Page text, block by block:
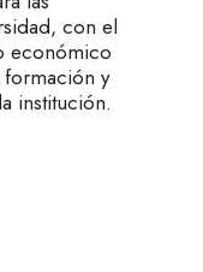
con el
económico
y
institución.